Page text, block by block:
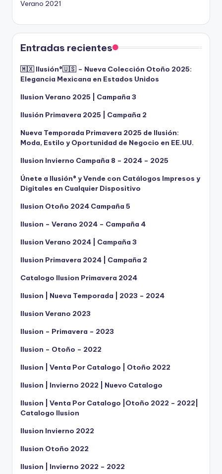
Verano 2021
Entradas recientes
🇲🇽 Ilusión®️🇺🇸 – Nueva Colección Otoño 2025:
Elegancia Mexicana en Estados Unidos
Ilusion Verano 2025 | Campaña 3
Ilusión Primavera 2025 | Campaña 2
Nueva Temporada Primavera 2025 de Ilusión:
Moda, Estilo y Oportunidad de Negocio en EE.UU.
Ilusion Invierno Campaña 8 – 2024 – 2025
Únete a Ilusión® y Vende con Catálogos Impresos y
Digitales en Cualquier Dispositivo
Ilusion Otoño 2024 Campaña 5
Ilusion – Verano 2024 – Campaña 4
Ilusion Verano 2024 | Campaña 3
Ilusion Primavera 2024 | Campaña 2
Catalogo Ilusion Primavera 2024
Ilusion | Nueva Temporada | 2023 – 2024
Ilusion Verano 2023
Ilusion – Primavera – 2023
Ilusion – Otoño – 2022
Ilusion | Venta Por Catalogo | Otoño 2022
Ilusion | Invierno 2022 | Nuevo Catalogo
Ilusion | Venta Por Catalogo |Otoño 2022 – 2022|
Catalogo Ilusion
Ilusion Invierno 2022
Ilusion Otoño 2022
Ilusion | Invierno 2022 – 2022